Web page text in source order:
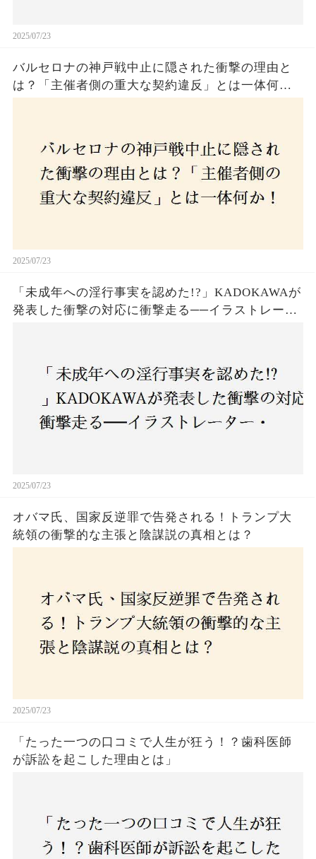
2025/07/23
バルセロナの神戸戦中止に隠された衝撃の理由と
は？「主催者側の重大な契約違反」とは一体何
2025/07/23
「未成年への淫行事実を認めた!?」KADOKAWAが
発表した衝撃の対応に衝撃走る──イラストレータ
2025/07/23
オバマ氏、国家反逆罪で告発される！トランプ大
統領の衝撃的な主張と陰謀説の真相とは？
2025/07/23
「たった一つの口コミで人生が狂う！？歯科医師
が訴訟を起こした理由とは」